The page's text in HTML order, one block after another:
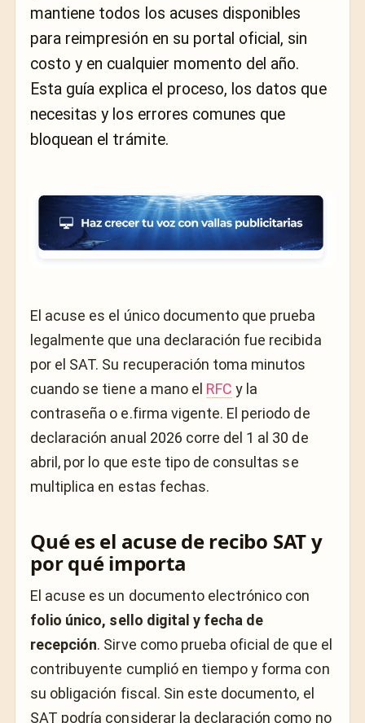
mantiene todos los acuses disponibles
para reimpresión en su portal oficial, sin
costo y en cualquier momento del año.
Esta guía explica el proceso, los datos que
necesitas y los errores comunes que
bloquean el trámite.
El acuse es el único documento que prueba
legalmente que una declaración fue recibida
por el SAT. Su recuperación toma minutos
cuando se tiene a mano el RFC y la
contraseña o e.firma vigente. El periodo de
declaración anual 2026 corre del 1 al 30 de
abril, por lo que este tipo de consultas se
multiplica en estas fechas.
Qué es el acuse de recibo SAT y
por qué importa
El acuse es un documento electrónico con
folio único, sello digital y fecha de
recepción. Sirve como prueba oficial de que el
contribuyente cumplió en tiempo y forma con
su obligación fiscal. Sin este documento, el
SAT podría considerar la declaración como no